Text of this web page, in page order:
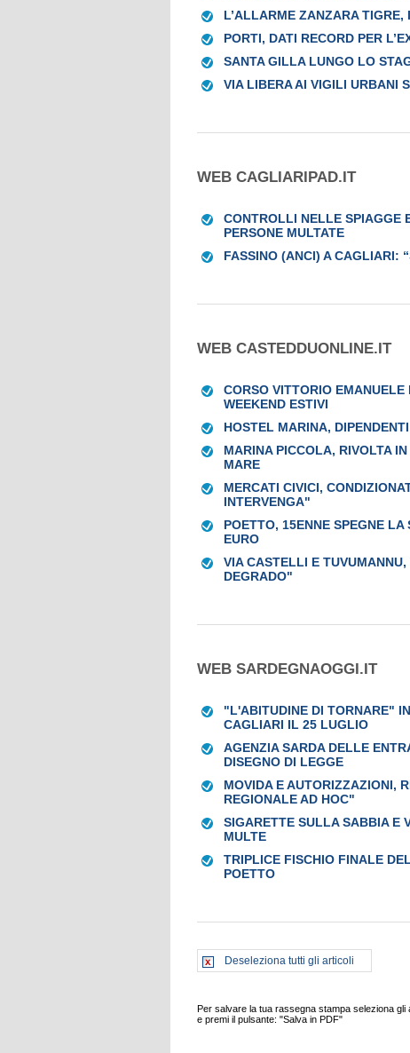
L’ALLARME ZANZARA TIGRE,
PORTI, DATI RECORD PER
SANTA GILLA LUNGO LO
VIA LIBERA AI VIGILI URBANI
WEB CAGLIARIPAD.IT
CONTROLLI NELLE SPIAGGE
PERSONE MULTATE
FASSINO (ANCI) A CAGLIARI:
WEB CASTEDDUONLINE.IT
CORSO VITTORIO
WEEKEND ESTIVI
HOSTEL MARINA,
MARINA PICCOLA, RIVOLTA
MARE
MERCATI CIVICI,
INTERVENGA"
POETTO, 15ENNE SPEGNE
EURO
VIA CASTELLI E
DEGRADO"
WEB SARDEGNAOGGI.IT
"L'ABITUDINE DI TORNARE"
CAGLIARI IL 25 LUGLIO
AGENZIA SARDA DELLE
DISEGNO DI LEGGE
MOVIDA E AUTORIZZAZIONI,
REGIONALE AD HOC"
SIGARETTE SULLA SABBIA E
MULTE
TRIPLICE FISCHIO FINALE
POETTO
Deseleziona tutti gli articoli
Per salvare la tua rassegna stampa seleziona gli
e premi il pulsante: "Salva in PDF"